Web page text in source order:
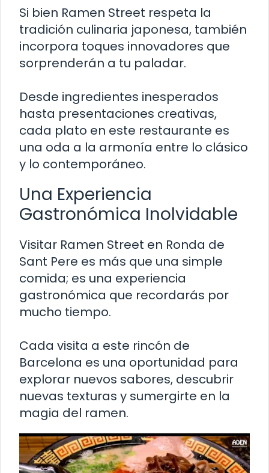
Si bien Ramen Street respeta la
tradición culinaria japonesa, también
incorpora toques innovadores que
sorprenderán a tu paladar.
Desde ingredientes inesperados
hasta presentaciones creativas,
cada plato en este restaurante es
una oda a la armonía entre lo clásico
y lo contemporáneo.
Una Experiencia
Gastronómica Inolvidable
Visitar Ramen Street en Ronda de
Sant Pere es más que una simple
comida; es una experiencia
gastronómica que recordarás por
mucho tiempo.
Cada visita a este rincón de
Barcelona es una oportunidad para
explorar nuevos sabores, descubrir
nuevas texturas y sumergirte en la
magia del ramen.